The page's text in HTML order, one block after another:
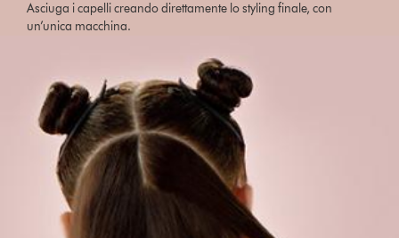
Asciuga i capelli creando direttamente lo styling finale, con
un’unica macchina.